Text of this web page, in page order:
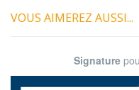
VOUS AIMEREZ AUSSI...
Signature